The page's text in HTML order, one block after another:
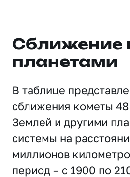
Сближение
планетами
В таблице
сближения кометы
Землей и другими
системы на
миллионов
период – с 1900 по